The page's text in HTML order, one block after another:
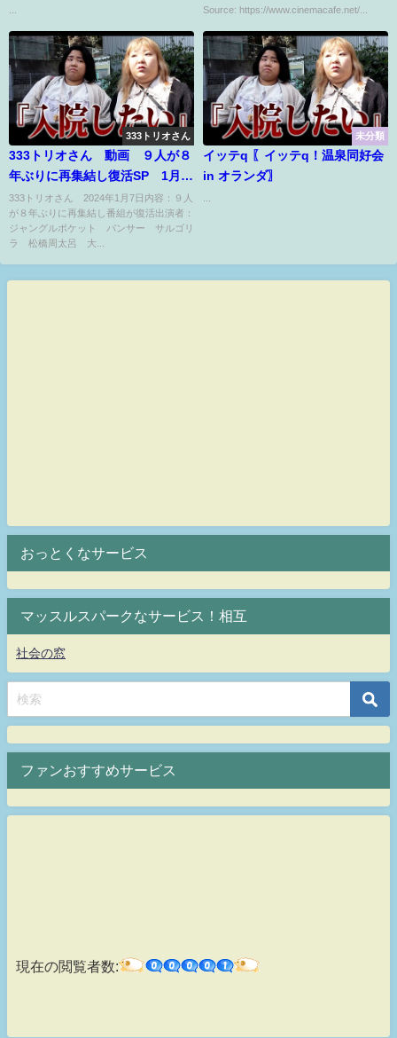
がり決死隊解散報告会」放送へ
Source: https://www.cinemacafe.net/...
333トリオさん
333トリオさん 動画 ９人が８
年ぶりに再集結し復活SP 1月7
日
333トリオさん 2024年1月7日内容：９人
が８年ぶりに再集結し番組が復活出演者：
ジャングルポケット パンサー サルゴリ
ラ 松橋周太呂 大...
未分類
イッテq 〖イッテq！温泉同好会
in オランダ〗
おっとくなサービス
マッスルスパークなサービス！相互
社会の窓
ファンおすすめサービス
現在の閲覧者数: